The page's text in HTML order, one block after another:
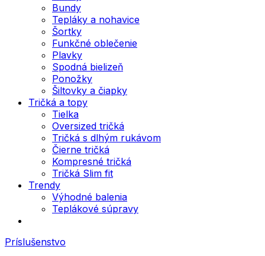
Bundy
Tepláky a nohavice
Šortky
Funkčné oblečenie
Plavky
Spodná bielizeň
Ponožky
Šiltovky a čiapky
Tričká a topy
Tielka
Oversized tričká
Tričká s dlhým rukávom
Čierne tričká
Kompresné tričká
Tričká Slim fit
Trendy
Výhodné balenia
Teplákové súpravy
Príslušenstvo